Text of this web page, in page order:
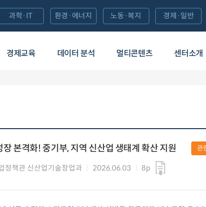
경제교육 데이터 분석 멀티콘텐츠 센터소개
과학·IT 환경·에너지 노동·복지 경제·일반
본격화! 중기부, 지역 신산업 생태계 확산 지원
정책관 신산업기술창업과 2026.06.03 8p
관